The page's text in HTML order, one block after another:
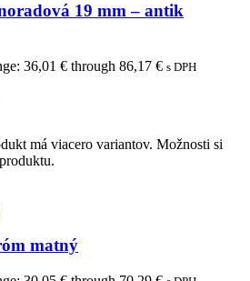
19 mm – antik
36,01 € through 86,17 € s DPH
má viacero variantov. Možnosti si
matný